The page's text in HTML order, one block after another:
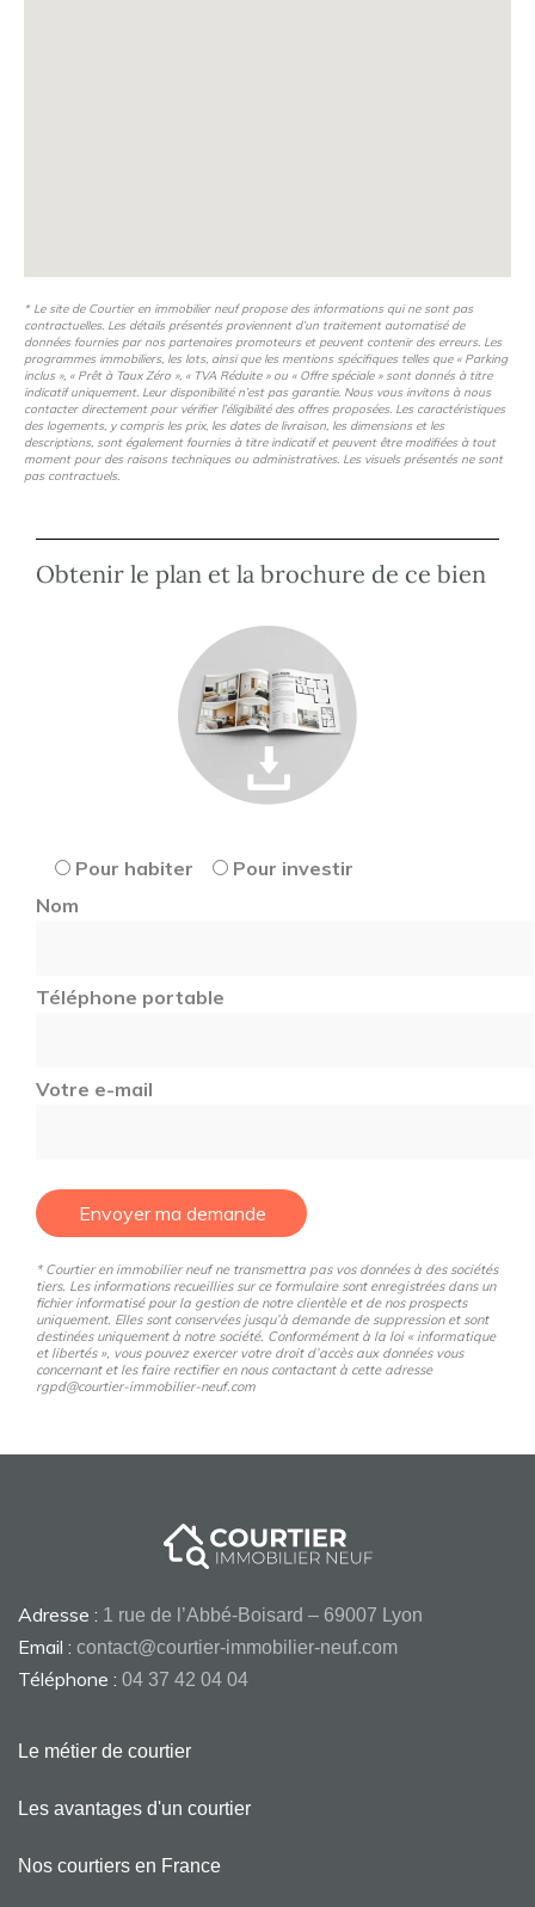
* Le site de Courtier en immobilier neuf propose des informations qui ne sont pas
contractuelles. Les détails présentés proviennent d’un traitement automatisé de
données fournies par nos partenaires promoteurs et peuvent contenir des erreurs. Les
programmes immobiliers, les lots, ainsi que les mentions spécifiques telles que « Parking
inclus », « Prêt à Taux Zéro », « TVA Réduite » ou « Offre spéciale » sont donnés à titre
indicatif uniquement. Leur disponibilité n’est pas garantie. Nous vous invitons à nous
contacter directement pour vérifier l’éligibilité des offres proposées. Les caractéristiques
des logements, y compris les prix, les dates de livraison, les dimensions et les
descriptions, sont également fournies à titre indicatif et peuvent être modifiées à tout
moment pour des raisons techniques ou administratives. Les visuels présentés ne sont
pas contractuels.
Obtenir le plan et la brochure de ce bien
Pour habiter
Pour investir
Nom
Téléphone portable
Votre e-mail
Envoyer ma demande
* Courtier en immobilier neuf ne transmettra pas vos données à des sociétés
tiers. Les informations recueillies sur ce formulaire sont enregistrées dans un
fichier informatisé pour la gestion de notre clientèle et de nos prospects
uniquement. Elles sont conservées jusqu’à demande de suppression et sont
destinées uniquement à notre société. Conformément à la loi « informatique
et libertés », vous pouvez exercer votre droit d’accès aux données vous
concernant et les faire rectifier en nous contactant à cette adresse
rgpd@courtier-immobilier-neuf.com
Adresse : 1 rue de l’Abbé-Boisard – 69007 Lyon
Email : contact@courtier-immobilier-neuf.com
Téléphone : 04 37 42 04 04
Le métier de courtier
Les avantages d'un courtier
Nos courtiers en France